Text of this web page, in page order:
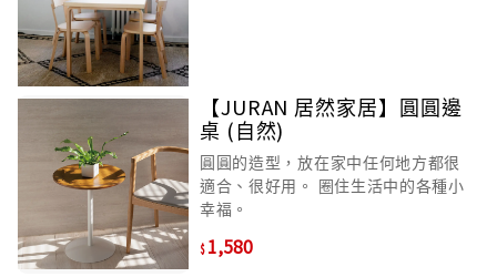
【JURAN 居然家居】圓圓邊
桌 (自然)
圓圓的造型，放在家中任何地方都很
適合、很好用。 圈住生活中的各種小
幸福。
1,580